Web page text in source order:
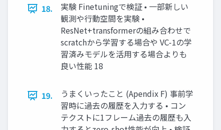
18.
実験 Finetuningで検証 • 一部新しい
観測や行動空間を実験 •
ResNet+transformerの組み合わせで
scratchから学習する場合や VC-1の学
習済みモデルを活用する場合よりも
良い性能 18
19.
うまくいったこと (Apendix F) 事前学
習時に過去の履歴を入力する • コン
テクストに1フレーム過去の履歴も入